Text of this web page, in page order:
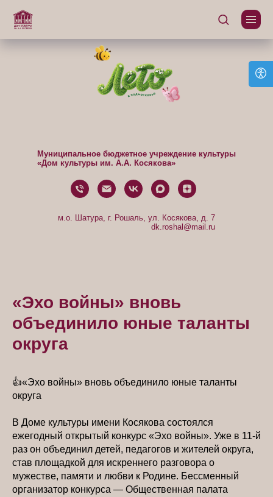
Муниципальное бюджетное учреждение культуры
«Дом культуры им. А.А. Косякова»
м.о. Шатура, г. Рошаль, ул. Косякова, д. 7
dk.roshal@mail.ru
«Эхо войны» вновь
объединило юные таланты
округа
👍«Эхо войны» вновь объединило юные таланты
округа
В Доме культуры имени Косякова состоялся
ежегодный открытый конкурс «Эхо войны». Уже в 11-й
раз он объединил детей, педагогов и жителей округа,
став площадкой для искреннего разговора о
мужестве, памяти и любви к Родине. Бессменный
организатор конкурса — Общественная палата